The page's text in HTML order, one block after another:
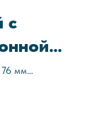
с
76х5-
76 мм